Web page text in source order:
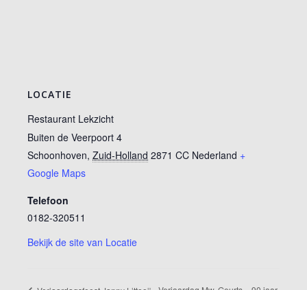
LOCATIE
Restaurant Lekzicht
Buiten de Veerpoort 4
Schoonhoven, Zuid-Holland 2871 CC Nederland +
Google Maps
Telefoon
0182-320511
Bekijk de site van Locatie